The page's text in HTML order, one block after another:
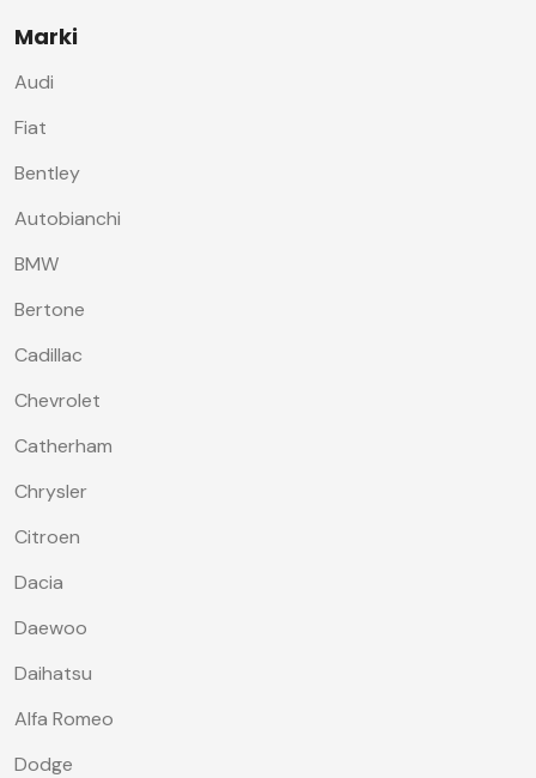
Marki
Audi
Fiat
Bentley
Autobianchi
BMW
Bertone
Cadillac
Chevrolet
Catherham
Chrysler
Citroen
Dacia
Daewoo
Daihatsu
Alfa Romeo
Dodge